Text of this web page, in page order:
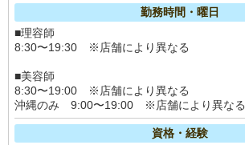
勤務時間・曜日
■理容師
8:30〜19:30 ※店舗により異なる
■美容師
8:30〜19:00 ※店舗により異なる
沖縄のみ 9:00〜19:00 ※店舗により異なる
資格・経験